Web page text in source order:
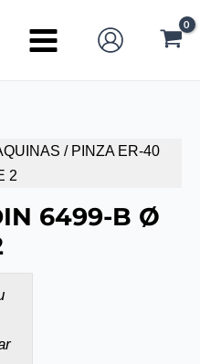
Main
/ PINZA ER-40
2
6499-B Ø